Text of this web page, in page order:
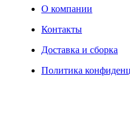
О компании
Контакты
Доставка и сборка
Политика